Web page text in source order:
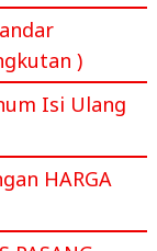
)
Isi Ulang
HARGA